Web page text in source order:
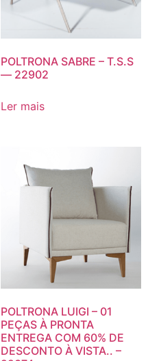
POLTRONA SABRE – T.S.S
— 22902
Ler mais
POLTRONA LUIGI – 01
PEÇAS À PRONTA
ENTREGA COM 60% DE
DESCONTO À VISTA.. –